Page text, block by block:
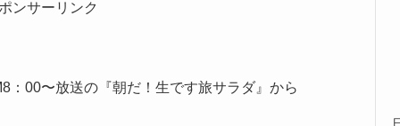
ンサーリンク
：00〜放送の『朝だ！生です旅サラダ』から